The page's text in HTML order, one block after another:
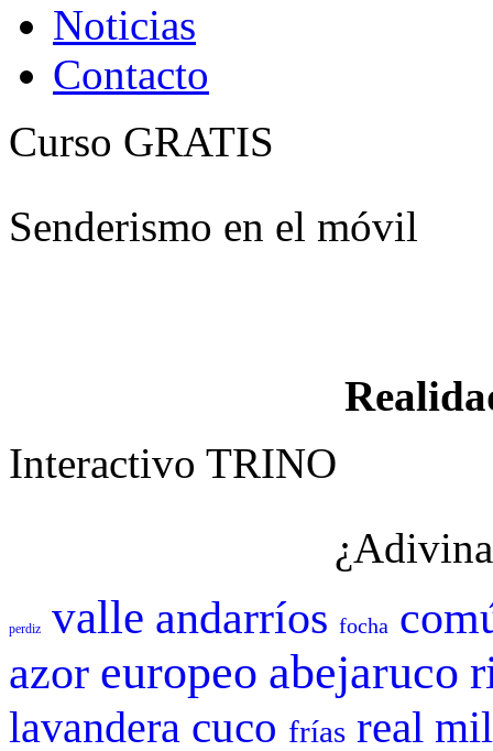
Noticias
Contacto
Curso GRATIS
Senderismo en el móvil
Interactivo TRINO
perdiz valle andarríos focha
azor europeo abejaruco
lavandera cuco frías real